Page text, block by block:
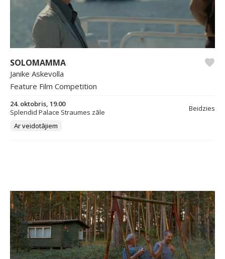
SOLOMAMMA
Janike Askevolla
Feature Film Competition
24. oktobris, 19.00
Splendid Palace Straumes zāle
Beidzies
Ar veidotājiem